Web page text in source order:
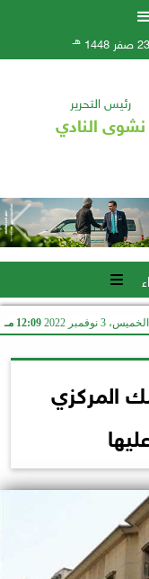
23 صفر 1448 هـ
رئيس التحرير
نشوى النادي
الخميس، 3 نوفمبر 2022 12:09 مـ
المركزي